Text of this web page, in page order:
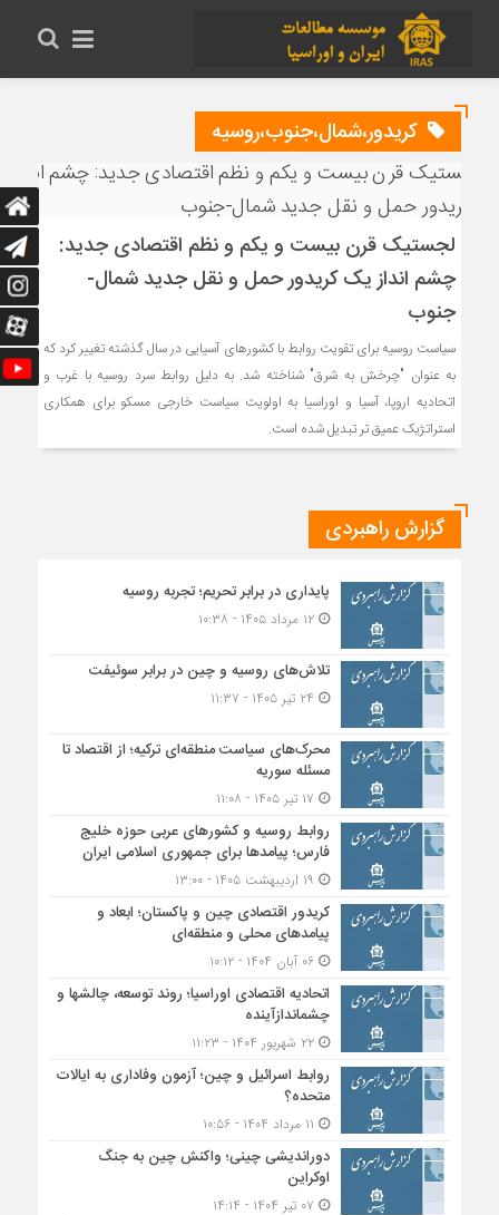
کریدور،شمال،جنوب،روسیه
لجستیک قرن بیست و یکم و نظم اقتصادی جدید:
چشم انداز یک کریدور حمل و نقل جدید شمال-
جنوب
سیاست روسیه برای تقویت روابط با کشورهای آسیایی در سال گذشته تغییر کرد که
به عنوان "چرخش به شرق" شناخته شد. به دلیل روابط سرد روسیه با غرب و
اتحادیه اروپا، آسیا و اوراسیا به اولویت سیاست خارجی مسکو برای همکاری
استراتژیک عمیق تر تبدیل شده است.
گزارش راهبردی
پایداری در برابر تحریم؛ تجربه روسیه
۱۲ مرداد ۱۴۰۵ - ۱۰:۳۸
تلاش‌های روسیه و چین در برابر سوئیفت
محرک‌های سیاست منطقه‌‎ای ترکیه؛ از اقتصاد تا
مسئله سوریه
روابط روسیه و کشورهای عربی حوزه خلیج
فارس؛ پیامدها برای جمهوری اسلامی ایران
کریدور اقتصادی چین و پاکستان؛ ابعاد و
پیامدهای محلی و منطقه‌ای
۰۶ آبان ۱۴۰۴ - ۱۰:۱۲
اتحادیه اقتصادی اوراسیا؛ روند توسعه، چالشها و
چشماندازآینده
۲۲ شهریور ۱۴۰۴ - ۱۱:۲۳
روابط اسرائیل و چین؛ آزمون وفاداری به ایالات
متحده؟
دوراندیشی چینی؛ واکنش چین به جنگ
اوکراین